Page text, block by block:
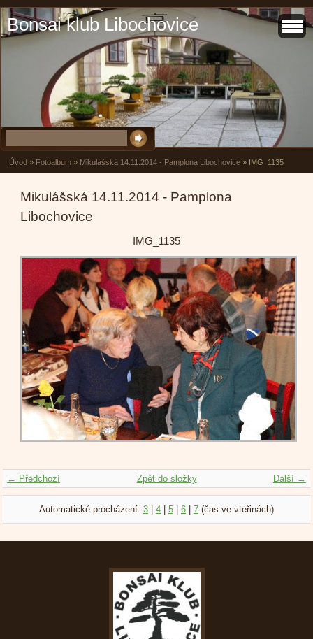
Bonsai klub Libochovice
Úvod » Fotoalbum » Mikulášská 14.11.2014 - Pamplona Libochovice » IMG_1135
Mikulášská 14.11.2014 - Pamplona
Libochovice
IMG_1135
← Předchozí Další →
Zpět do složky
Automatické procházení: 3 4 5 6 7 (čas ve vteřinách)